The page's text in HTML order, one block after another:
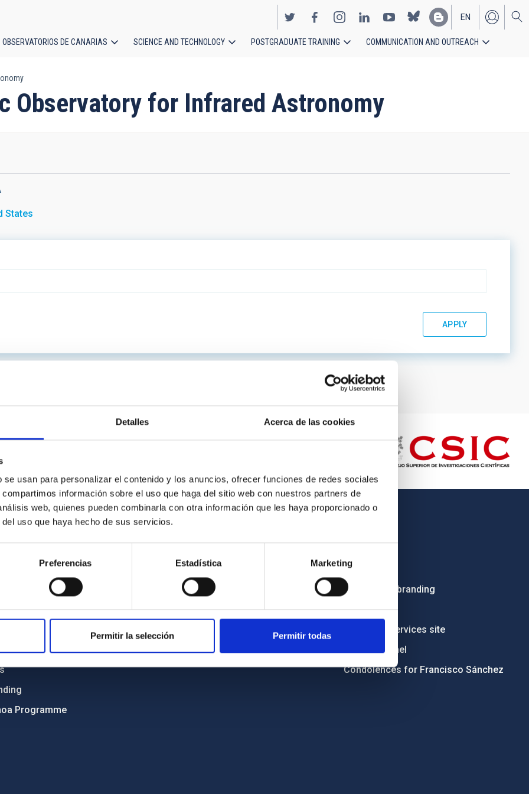
Detalles Acerca de las cookies
usan para personalizar el contenido y los anuncios, ofrecer funciones de redes sociales
información sobre el uso que haga del sitio web con nuestros partners de
web, quienes pueden combinarla con otra información que les haya proporcionado o
uso que haya hecho de sus servicios.
Preferencias Estadística Marketing
Permitir la selección Permitir todas
EN
ES
OBSERVATORIOS DE CANARIAS SCIENCE AND TECHNOLOGY POSTGRADUATE TRAINING COMMUNICATION AND OUTREACH
Observatory for Infrared Astronomy
States
and anti-fraud policy
and diversity
Programme
IAC PORTAL
Privacy policy
Legal notice
Cookies policy
Accessibility
Tenders
Institutional branding
RSS
Electronic services site
Ethics channel
Condolences for Francisco Sánchez